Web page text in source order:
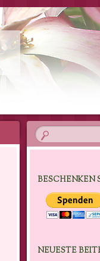
BESCHENKEN
NEUESTE